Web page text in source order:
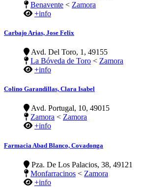
Benavente < Zamora
+info
Carbajo Arias, Jose Felix
Avd. Del Toro, 1, 49155
La Bóveda de Toro < Zamora
+info
Colino Garandillas, Clara Isabel
Avd. Portugal, 10, 49015
Zamora < Zamora
+info
Farmacia Abad Blanco, Covadonga
Pza. De Los Palacios, 38, 49121
Monfarracinos < Zamora
+info